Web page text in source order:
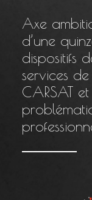
Axe
d’une
dispositifs
services
CARSAT